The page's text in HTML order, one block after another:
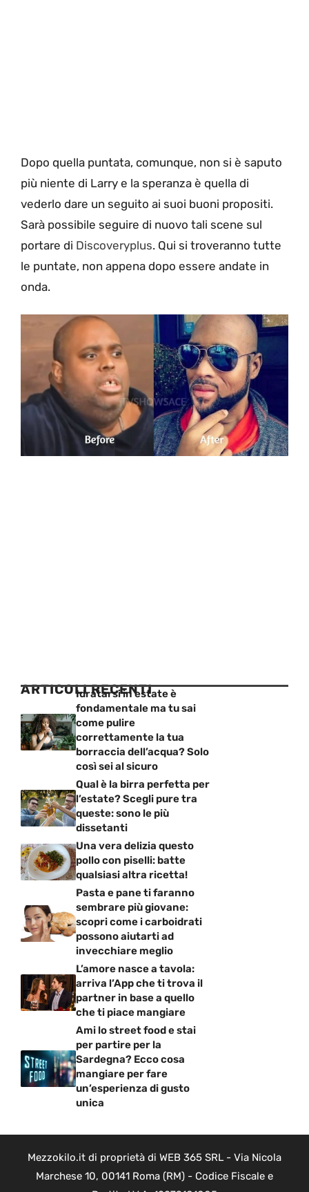
Dopo quella puntata, comunque, non si è saputo
più niente di Larry e la speranza è quella di
vederlo dare un seguito ai suoi buoni propositi.
Sarà possibile seguire di nuovo tali scene sul
portare di Discoveryplus. Qui si troveranno tutte
le puntate, non appena dopo essere andate in
onda.
ARTICOLI RECENTI
Idratarsi in estate è
fondamentale ma tu sai
come pulire
correttamente la tua
borraccia dell’acqua? Solo
così sei al sicuro
Qual è la birra perfetta per
l’estate? Scegli pure tra
queste: sono le più
dissetanti
Una vera delizia questo
pollo con piselli: batte
qualsiasi altra ricetta!
Pasta e pane ti faranno
sembrare più giovane:
scopri come i carboidrati
possono aiutarti ad
invecchiare meglio
L’amore nasce a tavola:
arriva l’App che ti trova il
partner in base a quello
che ti piace mangiare
Ami lo street food e stai
per partire per la
Sardegna? Ecco cosa
mangiare per fare
un’esperienza di gusto
unica
Mezzokilo.it di proprietà di WEB 365 SRL - Via Nicola
Marchese 10, 00141 Roma (RM) - Codice Fiscale e